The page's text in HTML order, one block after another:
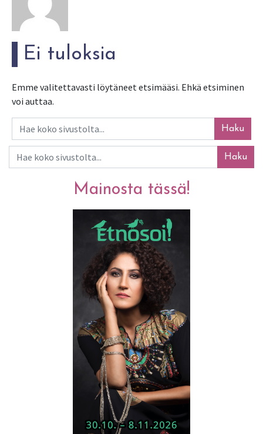
Ei tuloksia
Emme valitettavasti löytäneet etsimääsi. Ehkä etsiminen
voi auttaa.
Haku
Haku
Mainosta tässä!